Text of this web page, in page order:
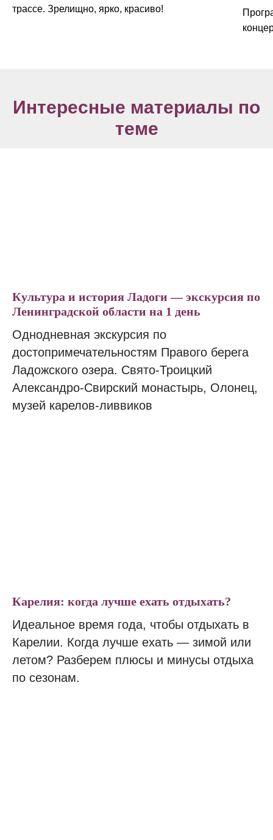
трассе. Зрелищно, ярко, красиво!
Интересные материалы по
теме
Культура и история Ладоги — экскурсия по
Ленинградской области на 1 день
Однодневная экскурсия по
достопримечательностям Правого берега
Ладожского озера. Свято-Троицкий
Александро-Свирский монастырь, Олонец,
музей карелов-ливвиков
Карелия: когда лучше ехать отдыхать?
Идеальное время года, чтобы отдыхать в
Карелии. Когда лучше ехать — зимой или
летом? Разберем плюсы и минусы отдыха
по сезонам.